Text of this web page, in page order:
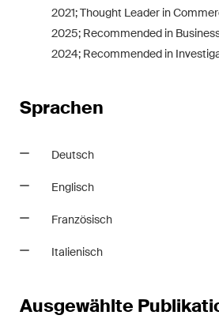
2021; Thought Leader in
2025; Recommended in
2024; Recommended in
Sprachen
Deutsch
Englisch
Französisch
Italienisch
Ausgewählte